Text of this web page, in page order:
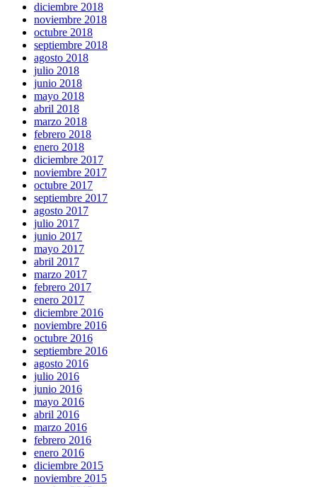
diciembre 2018
noviembre 2018
octubre 2018
septiembre 2018
agosto 2018
julio 2018
junio 2018
mayo 2018
abril 2018
marzo 2018
febrero 2018
enero 2018
diciembre 2017
noviembre 2017
octubre 2017
septiembre 2017
agosto 2017
julio 2017
junio 2017
mayo 2017
abril 2017
marzo 2017
febrero 2017
enero 2017
diciembre 2016
noviembre 2016
octubre 2016
septiembre 2016
agosto 2016
julio 2016
junio 2016
mayo 2016
abril 2016
marzo 2016
febrero 2016
enero 2016
diciembre 2015
noviembre 2015